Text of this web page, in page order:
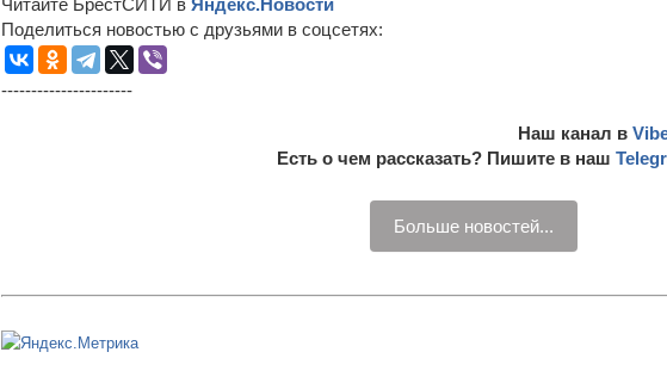
Читайте БрестСИТИ в Яндекс.Новости
Поделиться новостью с друзьями в соцсетях:
----------------------
Наш канал в
Есть о чем рассказать? Пишите в наш
Больше новостей...